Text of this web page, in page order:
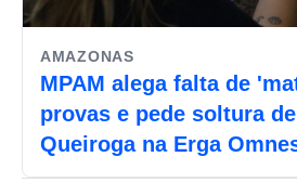
AMAZONAS
MPAM alega falta de
provas e pede soltura
Queiroga na Erga